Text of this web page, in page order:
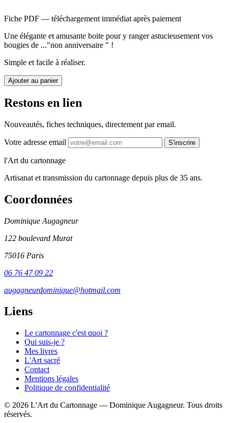
Fiche PDF — téléchargement immédiat après paiement
Une élégante et amusante boite pour y ranger astucieusement vos
bougies de ..."non anniversaire " !
Simple et facile à réaliser.
Ajouter au panier
Restons en lien
Nouveautés, fiches techniques, directement par email.
Votre adresse email S'inscrire
l'Art du cartonnage
Artisanat et transmission du cartonnage depuis plus de 35 ans.
Coordonnées
Dominique Augagneur
122 boulevard Murat
75016 Paris
06 76 47 09 22
augagneurdominique@hotmail.com
Liens
Le cartonnage c'est quoi ?
Qui suis-je ?
Mes livres
L'Art sacré
Contact
Mentions légales
Politique de confidentialité
© 2026 L'Art du Cartonnage — Dominique Augagneur. Tous droits
réservés.